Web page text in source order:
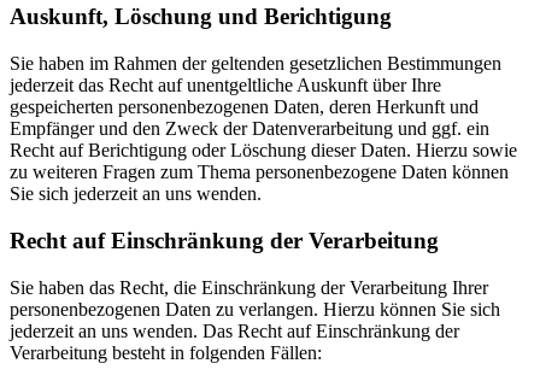
Auskunft, Löschung und Berichtigung
Sie haben im Rahmen der geltenden gesetzlichen Bestimmungen
jederzeit das Recht auf unentgeltliche Auskunft über Ihre
gespeicherten personenbezogenen Daten, deren Herkunft und
Empfänger und den Zweck der Datenverarbeitung und ggf. ein
Recht auf Berichtigung oder Löschung dieser Daten. Hierzu sowie
zu weiteren Fragen zum Thema personenbezogene Daten können
Sie sich jederzeit an uns wenden.
Recht auf Einschränkung der Verarbeitung
Sie haben das Recht, die Einschränkung der Verarbeitung Ihrer
personenbezogenen Daten zu verlangen. Hierzu können Sie sich
jederzeit an uns wenden. Das Recht auf Einschränkung der
Verarbeitung besteht in folgenden Fällen: